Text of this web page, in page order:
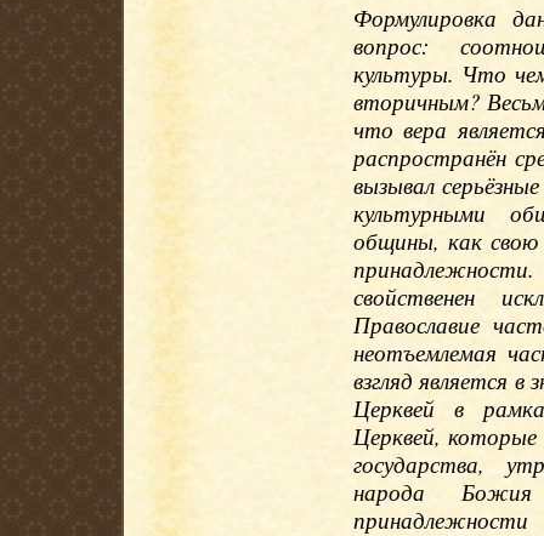
Формулировка
вопрос:
культуры. Что
вторичным?
что вера
распространён
вызывал
культурными
общины, как свою
свойственен
Православие
неотъемлемая
взгляд является
Церквей в
Церквей,
государства,
народа